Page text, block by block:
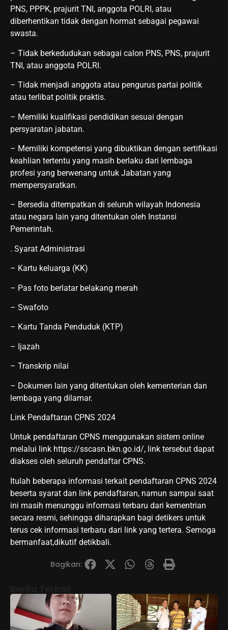
PNS, PPPK, prajurit TNI, anggota POLRI, atau
diberhentikan tidak dengan hormat sebagai pegawai
swasta.
– Tidak berkedudukan sebagai calon PNS, PNS, prajurit
TNI, atau anggota POLRI.
– Tidak menjadi anggota atau pengurus partai politik
atau terlibat politik praktis.
– Memiliki kualifikasi pendidikan sesuai dengan
persyaratan jabatan.
– Memiliki kompetensi yang dibuktikan dengan sertifikasi
keahlian tertentu yang masih berlaku dari lembaga
profesi yang berwenang untuk Jabatan yang
mempersyaratkan.
– Bersedia ditempatkan di seluruh wilayah Indonesia
atau negara lain yang ditentukan oleh Instansi
Pemerintah.
. Syarat Administrasi
– Kartu keluarga (KK)
– Pas foto berlatar belakang merah
– Swafoto
– Kartu Tanda Penduduk (KTP)
– Ijazah
– Transkrip nilai
– Dokumen lain yang ditentukan oleh kementerian dan
lembaga yang dilamar.
Link Pendaftaran CPNS 2024
Untuk pendaftaran CPNS menggunakan sistem online
melalui link https://sscasn.bkn.go.id/, link tersebut dapat
diakses oleh seluruh pendaftar CPNS.
Itulah beberapa informasi terkait pendaftaran CPNS 2024
beserta syarat dan link pendaftaran, namun sampai saat
ini masih menunggu informasi terbaru dari kementrian
secara resmi, sehingga diharapkan bagi detikers untuk
terus cek informasi terbaru dari link yang tertera. Semoga
bermanfaat,dikutif detikbali.
Bagikan: